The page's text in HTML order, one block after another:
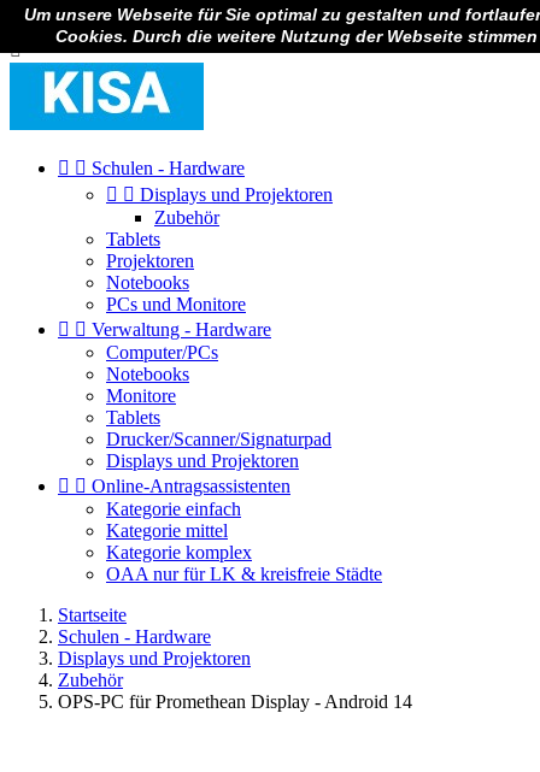
Um unsere Webseite für Sie optimal zu gestalten und
Cookies. Durch die weitere Nutzung der Webseite
Anmelden

  Schulen - Hardware
  Displays und Projektoren
Zubehör
Tablets
Projektoren
Notebooks
PCs und Monitore
  Verwaltung - Hardware
Computer/PCs
Notebooks
Monitore
Tablets
Drucker/Scanner/Signaturpad
Displays und Projektoren
  Online-Antragsassistenten
Kategorie einfach
Kategorie mittel
Kategorie komplex
OAA nur für LK & kreisfreie Städte
Startseite
Schulen - Hardware
Displays und Projektoren
Zubehör
OPS-PC für Promethean Display - Android 14